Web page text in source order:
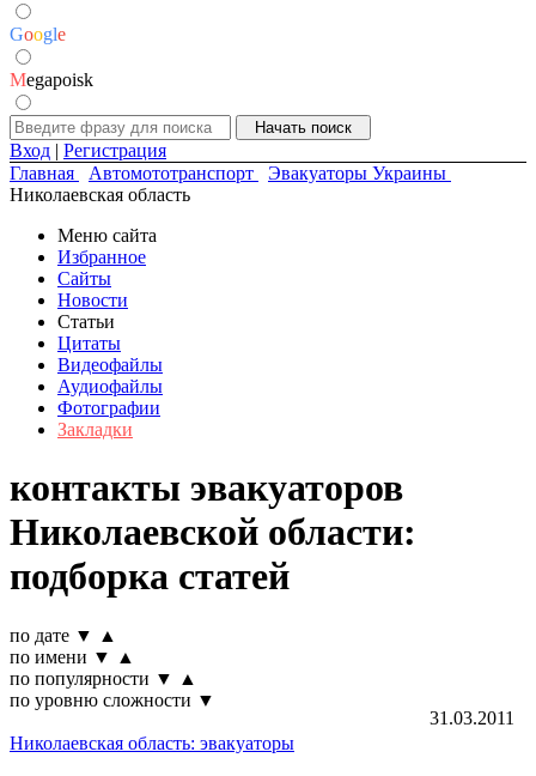
Google
Megapoisk
Вход | Регистрация
Главная
Автомототранспорт
Эвакуаторы Украины
Николаевская область
Меню сайта
Избранное
Сайты
Новости
Статьи
Цитаты
Видеофайлы
Аудиофайлы
Фотографии
Закладки
контакты эвакуаторов
Николаевской области:
подборка статей
по дате ▼
▲
по имени ▼
▲
по популярности ▼
▲
по уровню сложности ▼
31.03.2011
Николаевская область: эвакуаторы